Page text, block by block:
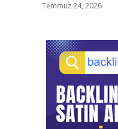
Temmuz 24, 2026